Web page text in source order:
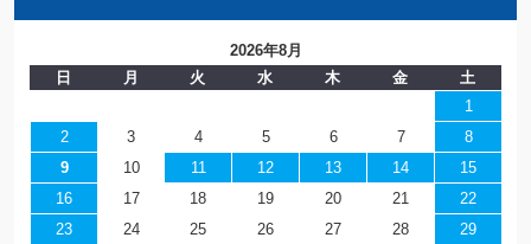
2026年8月
日
月 火 水 木 金
土
1
2
3 4 5 6 7
8
9
10 11 12 13 14
15
16
17 18 19 20 21
22
23
24 25 26 27 28
29